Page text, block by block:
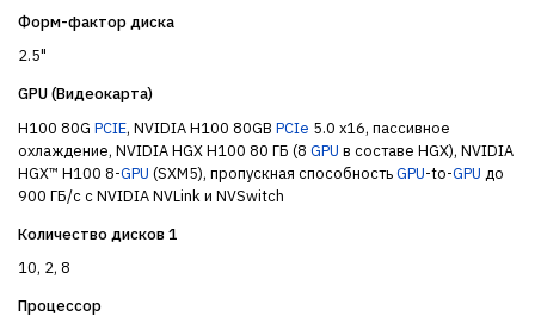
Форм-фактор диска
2.5"
GPU (Видеокарта)
H100 80G PCIE, NVIDIA H100 80GB PCIe 5.0 x16, пассивное
охлаждение, NVIDIA HGX H100 80 ГБ (8 GPU в составе HGX), NVIDIA
HGX™ H100 8-GPU (SXM5), пропускная способностьGPU-to-GPU до
900 ГБ/с с NVIDIA NVLink и NVSwitch
Количество дисков 1
10, 2, 8
Процессор